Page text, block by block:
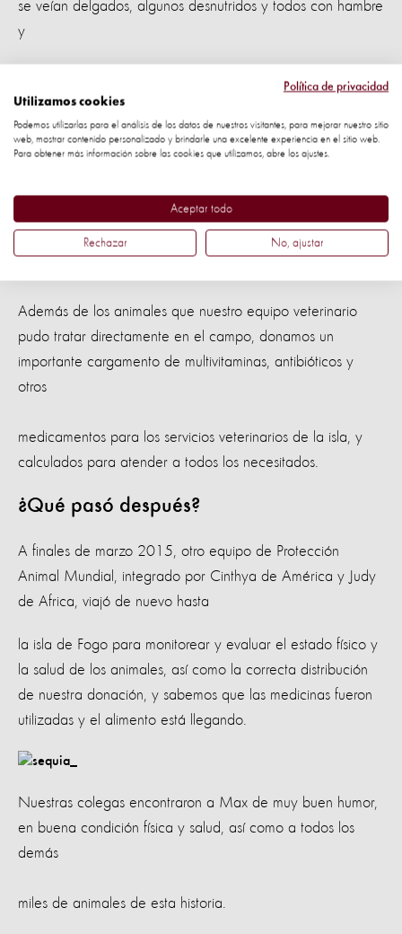
se veían delgados, algunos desnutridos y todos con hambre
y
Nuestro trabajo con los animales de granja nos llevó a ver
cientos de cabras, incluyendo una recién
nacida a quien nombraron “Serguiña”, en honor al Dr.
Sergio Vasquez, nuestro veterinario que la trató en su
primer día de vida, dado que su mamá estaba enferma
Además de los animales que nuestro equipo veterinario
pudo tratar directamente en el campo, donamos un
importante cargamento de multivitaminas, antibióticos y
otros
medicamentos para los servicios veterinarios de la isla, y
calculados para atender a todos los necesitados.
¿Qué pasó después?
A finales de marzo 2015, otro equipo de Protección
Animal Mundial, integrado por Cinthya de América y Judy
de Africa, viajó de nuevo hasta
la isla de Fogo para monitorear y evaluar el estado físico y
la salud de los animales, así como la correcta distribución
de nuestra donación, y sabemos que las medicinas fueron
utilizadas y el alimento está llegando.
Nuestras colegas encontraron a Max de muy buen humor,
en buena condición física y salud, así como a todos los
demás
miles de animales de esta historia.
Política de privacidad
Utilizamos cookies
Podemos utilizarlas para el análisis de los datos de nuestros visitantes, para mejorar nuestro sitio
web, mostrar contenido personalizado y brindarle una excelente experiencia en el sitio web.
Para obtener más información sobre las cookies que utilizamos, abre los ajustes.
Aceptar todo
Rechazar No, ajustar